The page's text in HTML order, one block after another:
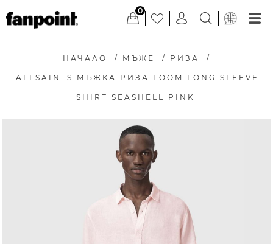
0
НАЧАЛО / МЪЖЕ / РИЗА /
ALLSAINTS МЪЖКА РИЗА LOOM LONG SLEEVE
SHIRT SEASHELL PINK